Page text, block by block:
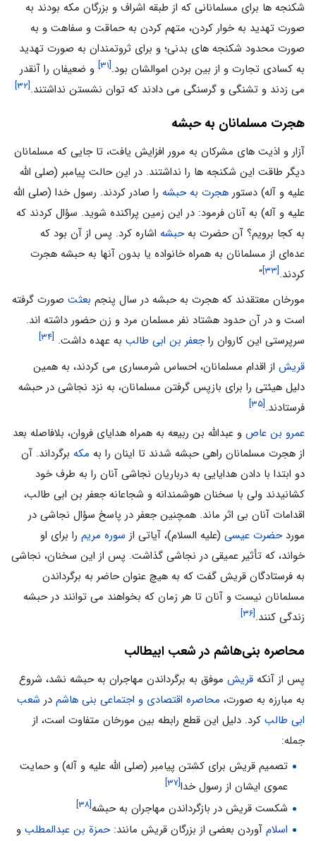
شکنجه ها برای مسلمانانی که از طبقه اشراف و بزرگان مکه بودند به
صورت تهدید به خوار کردن، متهم کردن به حماقت و سفاهت و به
صورت محدود شکنجه های بدنی؛ و برای ثروتمندان به صورت تهدید
به کسادی تجارت و از بین بردن اموالشان بود.[۳۱]
و ضعیفان را آنقدر
می زدند و تشنگی و گرسنگی می دادند که توان نشستن نداشتند.[۳۲]
هجرت مسلمانان به حبشه
آزار و اذیت های مشرکان به مرور افزایش یافت، تا جایی که مسلمانان
دیگر طاقت این شکنجه ها را نداشتند. در این حالت پیامبر (صلی الله
علیه و آله) دستور هجرت به حبشه را صادر کردند. رسول خدا (صلی الله
علیه و آله) به آنان فرمود: در این زمین پراکنده شوید. سؤال کردند که
به کجا برویم؟ آن حضرت بهحبشه اشاره کرد. پس از آن بود که
عده‌ای از مسلمانان به همراه خانواده یا بدون آنها به حبشه هجرت
کردند.[۳۳]
“
مورخان معتقدند که هجرت به حبشه در سال پنجم بعثت صورت گرفته
است و در آن حدود هشتاد نفر مسلمان مرد و زن حضور داشته اند.
سرپرستی این کاروان راجعفر بن ابی طالب به عهده داشت. [۳۴]
قریش از اقدام مسلمانان، احساس شرمساری می کردند، به همین
دلیل هیئتی را برای بازپس گرفتن مسلمانان، به نزد نجاشی در حبشه
فرستادند.[۳۵]
عمرو بن عاص و عبدالله بن ربیعه به همراه هدایای فروان، بلافاصله بعد
از هجرت مسلمانان راهی حبشه شدند تا اینان را به مکه برگرداند. آن
دو ابتدا با دادن هدایایی به درباریان نجاشی آنان را به طرف خود
کشانیدند ولی با سخنان هوشمندانه و شجاعانه جعفر بن ابی طالب،
اقدامات آنان بی اثر ماند. همچنین جعفر در پاسخ سؤال نجاشی در
موردحضرت عیسی (علیه السلام)، آیاتی از سوره مریم را برای او
خواند، که تأثیر عمیقی در نجاشی گذاشت. پس از این سخنان، نجاشی
به فرستادگان قریش گفت که به هیچ عنوان حاضر به برگرداندن
مسلمانان نیست و آنان تا هر زمان که بخواهند می توانند در حبشه
زندگی کنند.[۳۶]
محاصره بنی‌هاشم در شعب ابیطالب
پس از آنکه قریش موفق به برگرداندن مهاجران به حبشه نشد، شروع
به مبارزه به صورت، محاصره اقتصادی و اجتماعی بنی هاشم در شعب
ابی طالب کرد. دلیل این قطع رابطه بین مورخان متفاوت است، از
جمله:
تصمیم قریش برای کشتن پیامبر (صلی الله علیه و آله) و حمایت
عموی ایشان از رسول خدا[۳۷]
شکست قریش در بازگرداندن مهاجران به حبشه[۳۸]
اسلامآوردن بعضی از بزرگان قریش مانند:حمزة بن عبدالمطلبو